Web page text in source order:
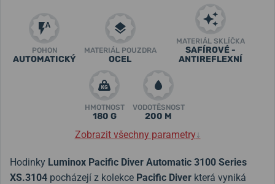
POHON
AUTOMATICKÝ
MATERIÁL POUZDRA
OCEL
MATERIÁL SKLÍČKA
SAFÍROVÉ -
ANTIREFLEXNÍ
HMOTNOST
180 G
VODOTĚSNOST
200 M
Zobrazit všechny parametry↓
Hodinky Luminox Pacific Diver Automatic 3100 Series
XS.3104 pocházejí z kolekce Pacific Diver která vyniká